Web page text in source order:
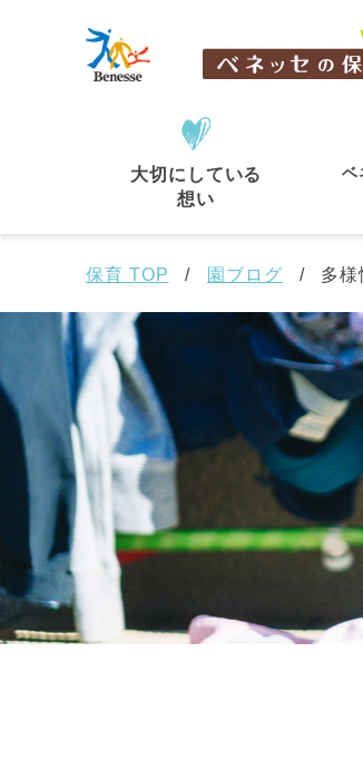
大切にしている
想い
ベ
住所・駅名 から探
から探す
東京都 東京都 全
保育 TOP 園ブログ 多様